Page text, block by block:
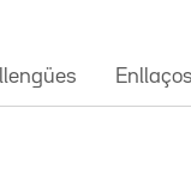
Enllaços